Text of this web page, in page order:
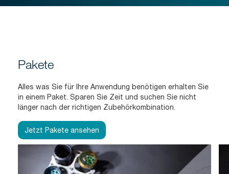
Pakete
Alles was Sie für Ihre Anwendung benötigen erhalten Sie
in einem Paket. Sparen Sie Zeit und suchen Sie nicht
länger nach der richtigen Zubehörkombination.
Jetzt Pakete ansehen